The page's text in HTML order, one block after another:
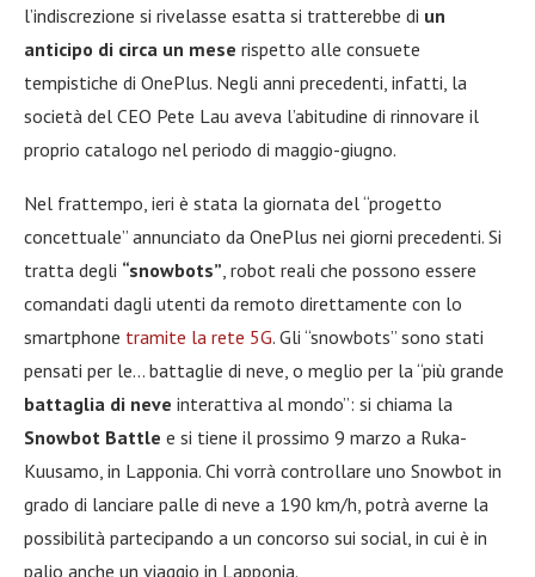
l’indiscrezione si rivelasse esatta si tratterebbe di un
anticipo di circa un mese rispetto alle consuete
tempistiche di OnePlus. Negli anni precedenti, infatti, la
società del CEO Pete Lau aveva l’abitudine di rinnovare il
proprio catalogo nel periodo di maggio-giugno.
Nel frattempo, ieri è stata la giornata del “progetto
concettuale” annunciato da OnePlus nei giorni precedenti. Si
tratta degli “snowbots”, robot reali che possono essere
comandati dagli utenti da remoto direttamente con lo
smartphone tramite la rete 5G. Gli “snowbots” sono stati
pensati per le… battaglie di neve, o meglio per la “più grande
battaglia di neve interattiva al mondo”: si chiama la
Snowbot Battle e si tiene il prossimo 9 marzo a Ruka-
Kuusamo, in Lapponia. Chi vorrà controllare uno Snowbot in
grado di lanciare palle di neve a 190 km/h, potrà averne la
possibilità partecipando a un concorso sui social, in cui è in
palio anche un viaggio in Lapponia.